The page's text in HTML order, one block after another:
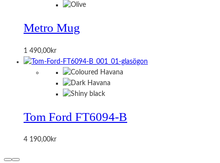
Metro Mug
1 490,00kr
Tom Ford FT6094-B
4 190,00kr